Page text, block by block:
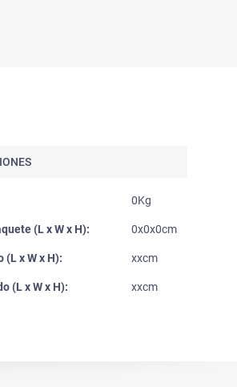
0Kg
(L x W x H): 0x0x0cm
(L x W x H): xxcm
(L x W x H): xxcm